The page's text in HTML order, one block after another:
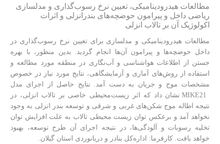
مطالعات هیدرودینامیکی، تعیین نرخ رسوب‌گذاری و مدلسازی
ریاضی داخل و پیرامون حوضچه‌های بندرانزلی و اثرات
اکولوژیک آن بر تالاب انزلی
مطالعات هیدرودینامیکی و مدلسازی برای تعیین نرخ رسوب‌گذاری در
داخل حوضچه‌ها و پیرامون آن‌ها انجام گردید. بدین منظور، با بهره
جستن از اطلاعات هواشناسی و آب‌نگاری در منطقه مورد مطالعه و
استفاده از روش‌های آماری و آزمایشگاهی، نتایج مورد نیاز در خصوص
مشخصات موج و جریان به دست آمد. نتایج حاصل از اجرای مدل
MIKE21 نشان داد که اثر زیست‌محیطی خاصی بر تالاب انزلی، در
نتیجه اطاله موج شکن‌های غربی و شرقی و توسعه بندر انزلی به وجود
نخواهد آمد و برعکس توان زیست محیطی تالاب به علت افزایش توان
تخلیه رسوبات و آلودگی‏‌ها، در نتیجه اجرای آن طرح توسعه، بهبود
خواهد یافت. کارفرما: اداره‌کل بنادر و دریانوردی استان گیلان.